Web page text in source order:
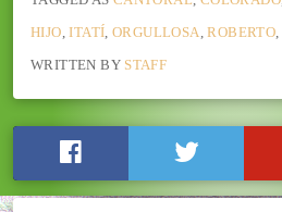
HIJO ,ITATÍ ,ORGULLOSA ,ROBERTO
WRITTEN BY STAFF